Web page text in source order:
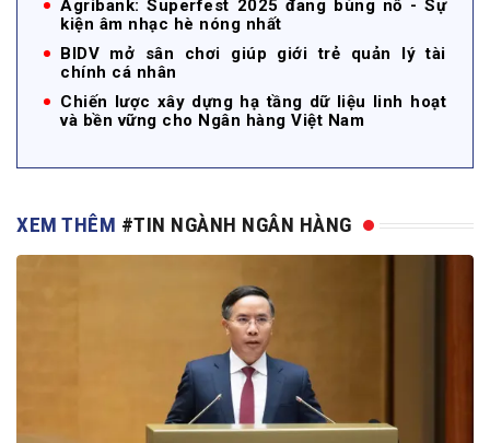
Agribank: Superfest 2025 đang bùng nổ - Sự
kiện âm nhạc hè nóng nhất
BIDV mở sân chơi giúp giới trẻ quản lý tài
chính cá nhân
Chiến lược xây dựng hạ tầng dữ liệu linh hoạt
và bền vững cho Ngân hàng Việt Nam
XEM THÊM #TIN NGÀNH NGÂN HÀNG